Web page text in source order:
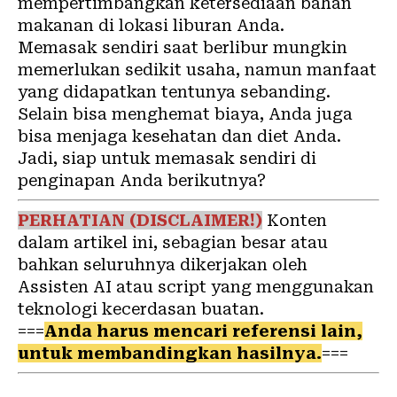
makanan di lokasi liburan Anda.
Memasak sendiri saat berlibur mungkin
memerlukan sedikit usaha, namun manfaat
yang didapatkan tentunya sebanding.
Selain bisa menghemat biaya, Anda juga
bisa menjaga kesehatan dan diet Anda.
Jadi, siap untuk memasak sendiri di
penginapan Anda berikutnya?
PERHATIAN (DISCLAIMER!) Konten
dalam artikel ini, sebagian besar atau
bahkan seluruhnya dikerjakan oleh
Assisten AI atau script yang menggunakan
teknologi kecerdasan buatan.
===Anda harus mencari referensi lain,
untuk membandingkan hasilnya.===